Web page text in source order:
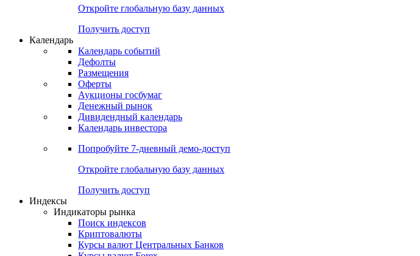
Откройте глобальную базу данных
Получить доступ
Календарь
Календарь событий
Дефолты
Размещения
Оферты
Аукционы госбумаг
Денежный рынок
Дивидендный календарь
Календарь инвестора
Попробуйте 7-дневный демо-доступ
Откройте глобальную базу данных
Получить доступ
Индексы
Индикаторы рынка
Поиск индексов
Криптовалюты
Курсы валют Центральных Банков